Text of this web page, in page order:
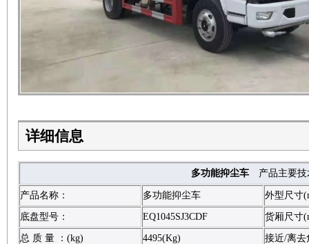
详细信息
多功能抑尘车 产品主要技
产品名称： 多功能抑尘车 外型尺寸
底盘型号： EQ1045SJ3CDF 货厢尺寸
总 质 量 ：(kg) 4495(Kg) 接近/离去